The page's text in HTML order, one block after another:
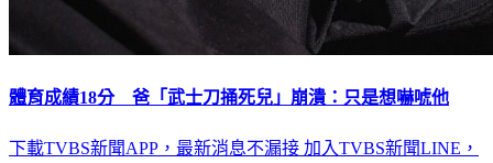
體育成績18分 爸「武士刀捅死兒」崩潰：只是想嚇唬他
下載TVBS新聞APP，最新消息不漏接 加入TVBS新聞LINE，